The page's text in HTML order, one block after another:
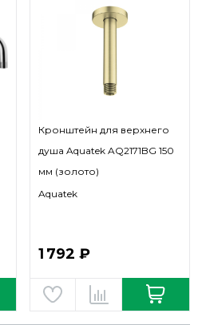
Кронштейн для верхнего
душа Aquatek AQ2171BG 150
мм (золото)
Aquatek
1 792 ₽